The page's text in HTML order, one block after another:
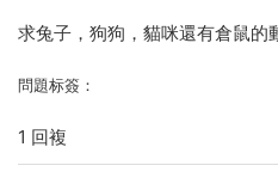
求兔子，狗狗，貓咪還有倉鼠的
問題标簽：
1 回複